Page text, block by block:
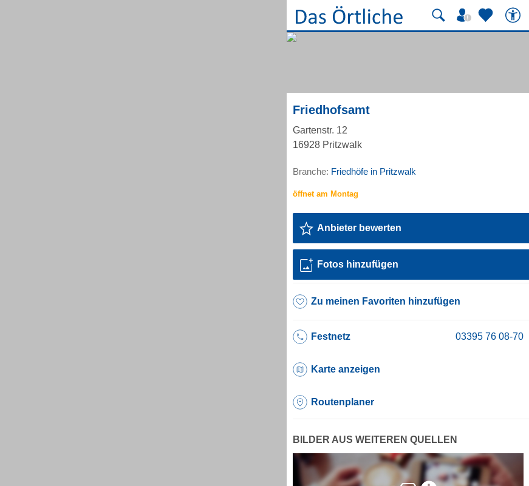
Friedhofsamt
Gartenstr. 12
16928 Pritzwalk
Branche: Friedhöfe in Pritzwalk
Anbieter bewerten
Fotos hinzufügen
Zu meinen Favoriten hinzufügen
Festnetz
Karte anzeigen
Routenplaner
BILDER AUS WEITEREN QUELLEN